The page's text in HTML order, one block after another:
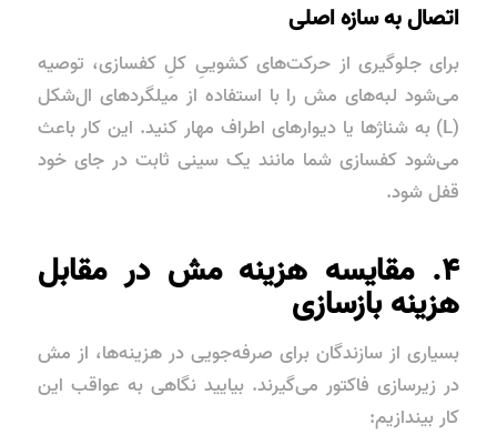
اتصال به سازه اصلی
برای جلوگیری از حرکت‌های کشوییِ کلِ کفسازی، توصیه
می‌شود لبه‌های مش را با استفاده از میلگردهای ال‌شکل
(L) به شناژها یا دیوارهای اطراف مهار کنید. این کار باعث
می‌شود کفسازی شما مانند یک سینی ثابت در جای خود
قفل شود.
۴. مقایسه هزینه مش در مقابل
هزینه بازسازی
بسیاری از سازندگان برای صرفه‌جویی در هزینه‌ها، از مش
در زیرسازی فاکتور می‌گیرند. بیایید نگاهی به عواقب این
کار بیندازیم: